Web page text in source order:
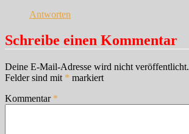
Antworten
Schreibe einen Kommentar
Deine E-Mail-Adresse wird nicht veröffentlicht.
Felder sind mit * markiert
Kommentar *